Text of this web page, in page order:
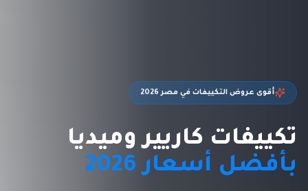
أقوى عروض التكييفات في مصر 2026
تكييفات كاريير وميديا
بأفضل أسعار 2026